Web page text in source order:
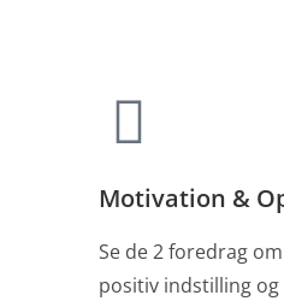
Motivation &
Se de 2 foredrag
positiv indstilling